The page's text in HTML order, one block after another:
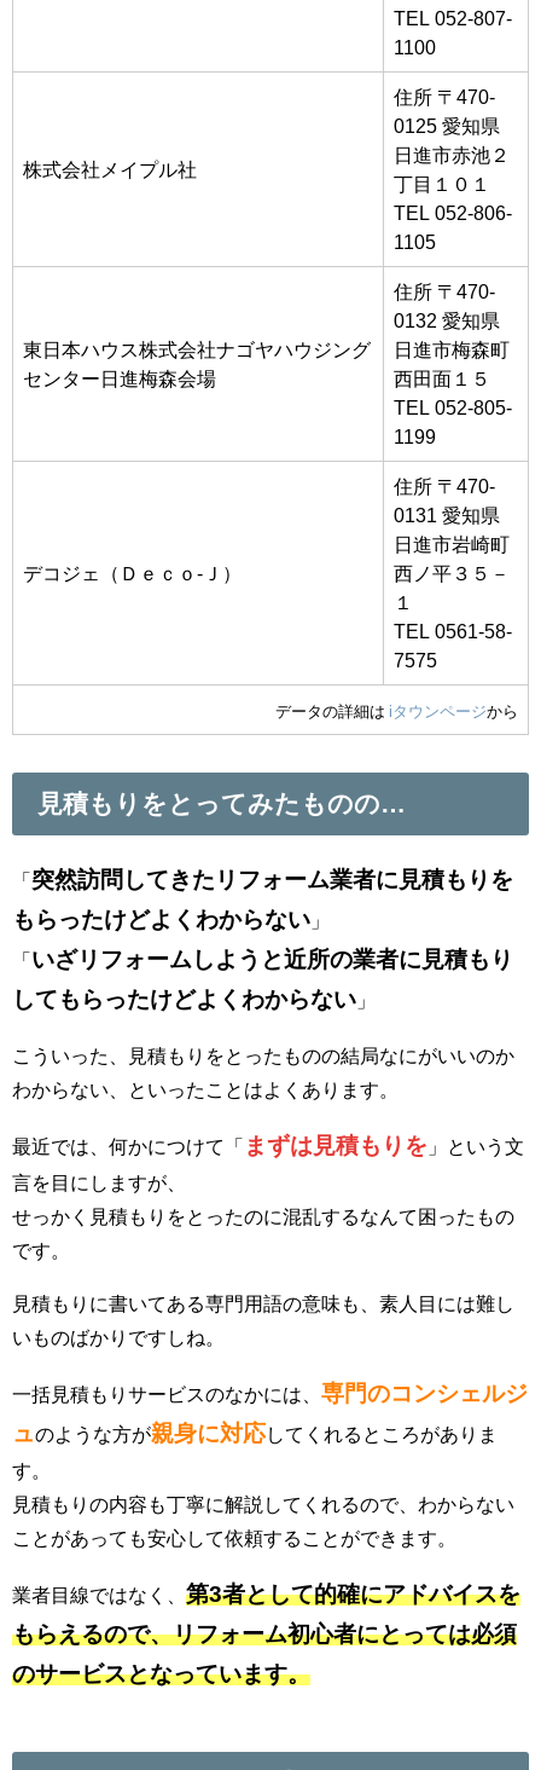
TEL 052-807-
1100
株式会社メイプル社
住所 〒470-
0125 愛知県
日進市赤池２
丁目１０１
TEL 052-806-
1105
東日本ハウス株式会社ナゴヤハウジング
センター日進梅森会場
住所 〒470-
0132 愛知県
日進市梅森町
西田面１５
TEL 052-805-
1199
デコジェ（Ｄｅｃｏ‐Ｊ）
住所 〒470-
0131 愛知県
日進市岩崎町
西ノ平３５－
１
TEL 0561-58-
7575
データの詳細は iタウンページから
見積もりをとってみたものの…
「 突然訪問してきたリフォーム業者に見積もりを
もらったけどよくわからない 」
「 いざリフォームしようと近所の業者に見積もり
してもらったけどよくわからない 」
こういった、見積もりをとったものの結局なにがいいのか
わからない、といったことはよくあります。
最近では、何かにつけて「 まずは見積もりを 」という文
言を目にしますが、
せっかく見積もりをとったのに混乱するなんて困ったもの
です。
見積もりに書いてある専門用語の意味も、素人目には難し
いものばかりですしね。
一括見積もりサービスのなかには、 専門のコンシェルジ
ュのような方が親身に対応してくれるところがありま
す。
見積もりの内容も丁寧に解説してくれるので、わからない
ことがあっても安心して依頼することができます。
業者目線ではなく、 第3者として的確にアドバイスを
もらえるので、リフォーム初心者にとっては必須
のサービスとなっています。